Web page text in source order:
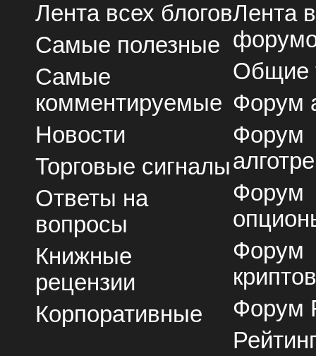
Лента всех блогов
Самые полезные
Самые
комментируемые
Новости
Торговые сигналы
Ответы на
вопросы
Книжные
рецензии
Корпоративные
Лента
Общие
Форум
Форум
Форум
Форум
Форум